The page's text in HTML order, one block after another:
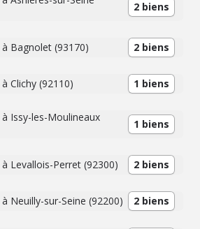
2 biens
Bagnolet (93170) 2 biens
Clichy (92110) 1 biens
Issy-les-Moulineaux
1 biens
Levallois-Perret (92300) 2 biens
Neuilly-sur-Seine (92200) 2 biens